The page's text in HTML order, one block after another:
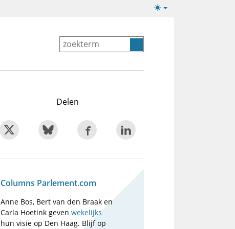
Lichte/donkere
Delen
Columns Parlement.com
Anne Bos, Bert van den Braak en
Carla Hoetink gevenwekelijks
hun visie op Den Haag. Blijf op